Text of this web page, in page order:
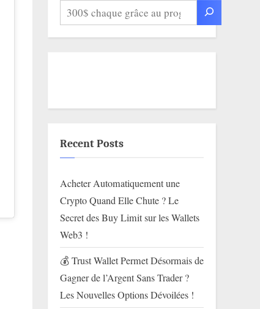
Recent Posts
Acheter Automatiquement une
Crypto Quand Elle Chute ? Le
Secret des Buy Limit sur les Wallets
Web3 !
💰 Trust Wallet Permet Désormais de
Gagner de l’Argent Sans Trader ?
Les Nouvelles Options Dévoilées !